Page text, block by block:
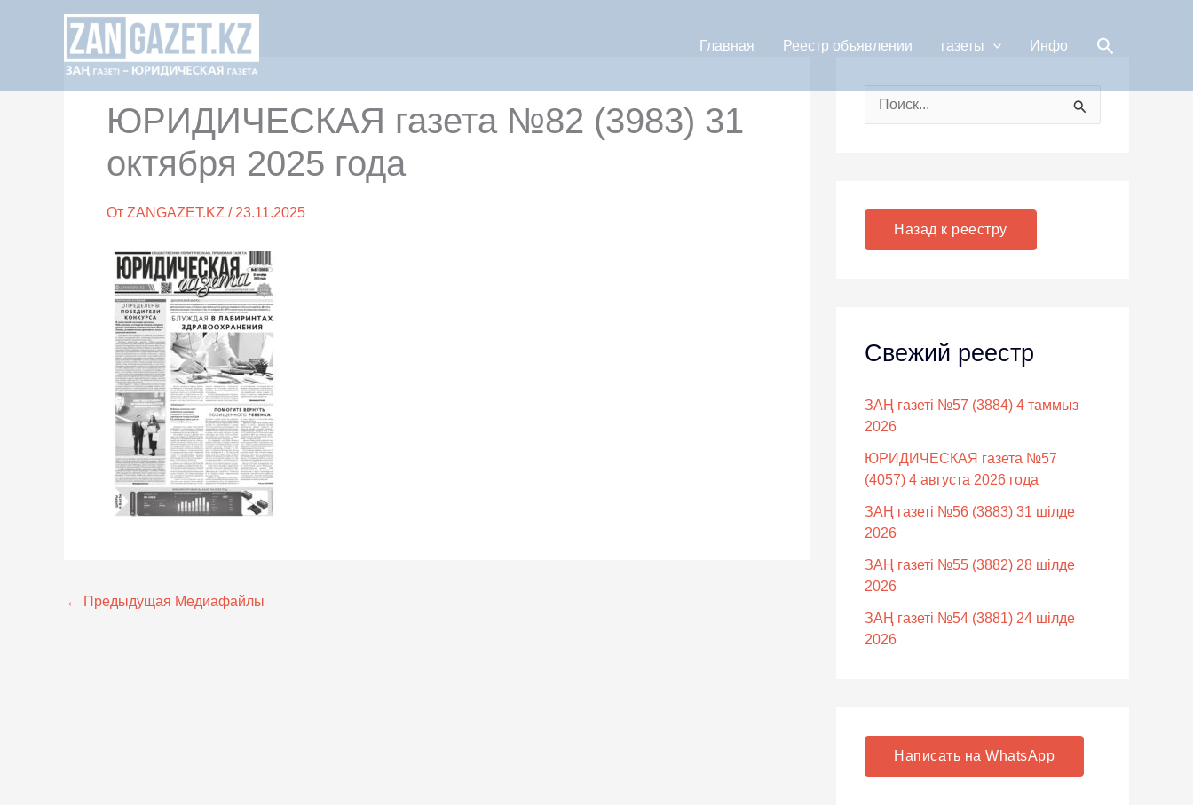
содержимому
Главная Реестр объявлении газеты Инфо Поиск
ЮРИДИЧЕСКАЯ газета №82 (3983) 31
октября 2025 года
От ZANGAZET.KZ / 23.11.2025
← Предыдущая Медиафайлы
:
Назад к реестру
Свежий реестр
ЗАҢ газеті №57 (3884) 4 таммыз
2026
ЮРИДИЧЕСКАЯ газета №57
(4057) 4 августа 2026 года
ЗАҢ газеті №56 (3883) 31 шілде
2026
ЗАҢ газеті №55 (3882) 28 шілде
2026
ЗАҢ газеті №54 (3881) 24 шілде
2026
Написать на WhatsApp